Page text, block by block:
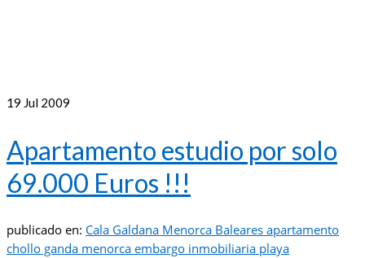
19 Jul 2009
Apartamento estudio por solo
69.000 Euros !!!
publicado en: Cala Galdana Menorca Baleares apartamento
chollo ganda menorca embargo inmobiliaria playa